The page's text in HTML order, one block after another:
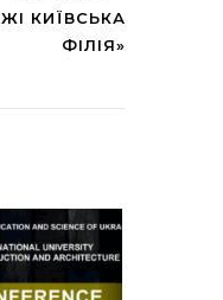
КИЇВСЬКА
ФІЛІЯ»